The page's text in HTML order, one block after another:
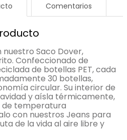
Comentarios
Saco Dover,
Confeccionado de
de botellas PET, cada
30 botellas,
circular. Su interior de
y aísla térmicamente,
de temperatura
con nuestros Jeans para
de la vida al aire libre y